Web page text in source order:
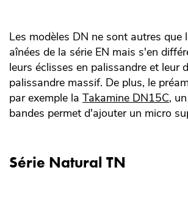
Les modèles DN ne sont autres que
aînées de la série EN mais s'en
leurs éclisses en palissandre et leur
palissandre massif. De plus, le
par exemple la Takamine DN15C,
bandes permet d'ajouter un micro
Série Natural TN